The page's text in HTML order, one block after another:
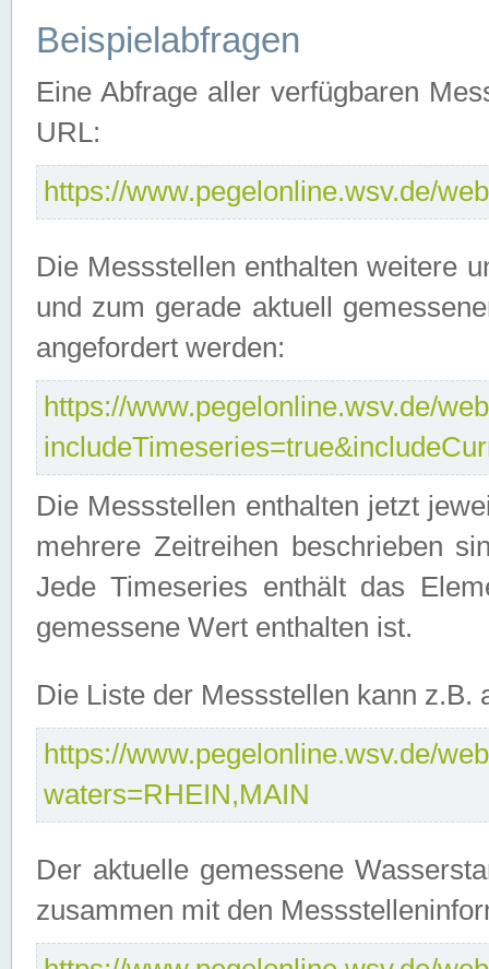
Beispielabfragen
Eine Abfrage aller verfügbaren
URL:
https://www.pegelonline.wsv.de/
Die Messstellen enthalten weitere
und zum gerade aktuell
angefordert werden:
https://www.pegelonline.wsv.de/
Die Messstellen enthalten jetzt
mehrere Zeitreihen beschrieben
Jede Timeseries enthält das
gemessene Wert enthalten ist.
Die Liste der Messstellen kann
https://www.pegelonline.wsv.de/
waters=RHEIN,MAIN
Der aktuelle gemessene
zusammen mit den